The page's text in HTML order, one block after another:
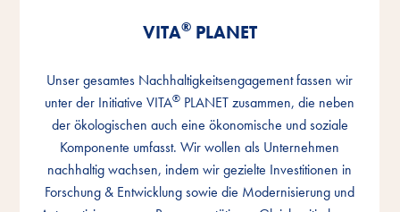
VITA®PLANET
Unser gesamtes Nachhaltigkeitsengagement fassen wir
unter der Initiative VITA® PLANET zusammen, die neben
der ökologischen auch eine ökonomische und soziale
Komponente umfasst. Wir wollen als Unternehmen
nachhaltig wachsen, indem wir gezielte Investitionen in
Forschung & Entwicklung sowie die Modernisierung und
VITA®PLANET
Unser gesamtes Nachhaltigkeitsengagement fassen wir
unter der Initiative VITA® PLANET zusammen, die neben
der ökologischen auch eine ökonomische und soziale
Komponente umfasst. Wir wollen als Unternehmen
nachhaltig wachsen, indem wir gezielte Investitionen in
Forschung & Entwicklung sowie die Modernisierung und
VITA®PLANET
Unser gesamtes Nachhaltigkeitsengagement fassen wir
unter der Initiative VITA® PLANET zusammen, die neben
der ökologischen auch eine ökonomische und soziale
Komponente umfasst. Wir wollen als Unternehmen
nachhaltig wachsen, indem wir gezielte Investitionen in
Forschung & Entwicklung sowie die Modernisierung und